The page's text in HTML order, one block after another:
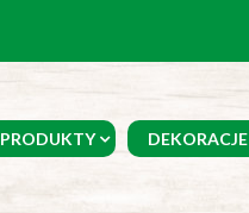
PRODUKTY DEKORACJE